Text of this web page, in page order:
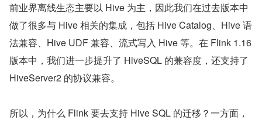
前业界离线生态主要以 Hive 为主，因此我们在过去版本中
做了很多与 Hive 相关的集成，包括 Hive Catalog、Hive 语
法兼容、Hive UDF 兼容、流式写入 Hive 等。在 Flink 1.16
版本中，我们进一步提升了 HiveSQL 的兼容度，还支持了
HiveServer2 的协议兼容。
所以，为什么 Flink 要去支持 Hive SQL 的迁移？一方面，